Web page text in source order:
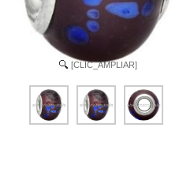
[CLIC_AMPLIAR]